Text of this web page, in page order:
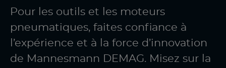
Pour les outils et les moteurs
pneumatiques, faites confiance à
l’expérience et à la force d’innovation
de Mannesmann DEMAG. Misez sur la